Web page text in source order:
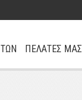
ΠΕΛΑΤΕΣ ΜΑΣ